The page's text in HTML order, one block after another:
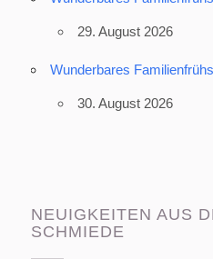
29. August 2026
Wunderbares
30. August 2026
NEUIGKEITEN AUS
SCHMIEDE